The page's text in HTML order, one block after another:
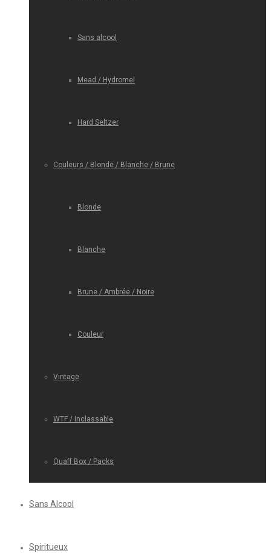
Sans alcool
Mead / Hydromel
Hard Seltzer
Couleurs / Blonde / Blanche / Brune
Blonde
Blanche
Brune / Ambrée / Noire
Couleur
Vintage
WTF / Inclassable
Quaff Box / Packs
Sans Alcool
Spiritueux